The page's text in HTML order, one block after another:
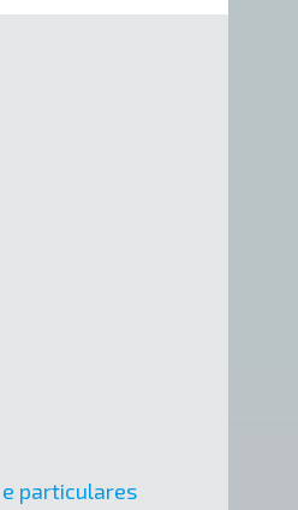
particulares